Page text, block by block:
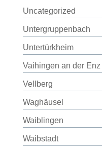
Uncategorized
Untergruppenbach
Untertürkheim
Vaihingen an der Enz
Vellberg
Waghäusel
Waiblingen
Waibstadt